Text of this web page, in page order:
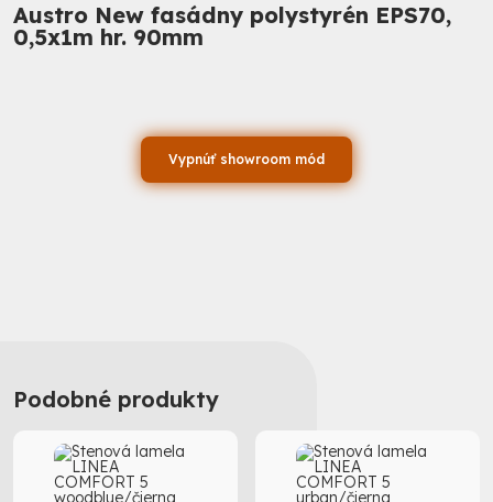
Austro New fasádny polystyrén EPS70,
0,5x1m hr. 90mm
Vypnúť showroom mód
Podobné produkty